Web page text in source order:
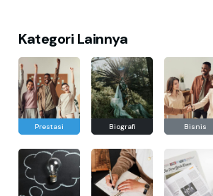
Kategori Lainnya
Prestasi Biografi Bisnis